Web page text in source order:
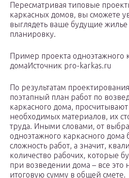
Пересматривая типовые
каркасных домов, вы сможете
выглядеть ваше будущие жилье
планировку.
Пример проекта одноэтажного
домаИсточник pro-karkas.ru
По результатам
поэтапный план работ по
каркасного дома,
необходимых материалов, их
труда. Иными словами, от
одноэтажного каркасного дома
сложность работ, а значит,
количество рабочих, которые
при возведении дома – все это
итоговую сумму в общей смете.